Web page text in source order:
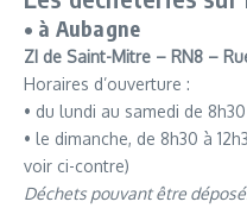
• à Aubagne
ZI de Saint-Mitre – RN8 –
Horaires d’ouverture :
• du lundi au samedi de 8h30
• le dimanche, de 8h30 à
voir ci-contre)
Déchets pouvant être